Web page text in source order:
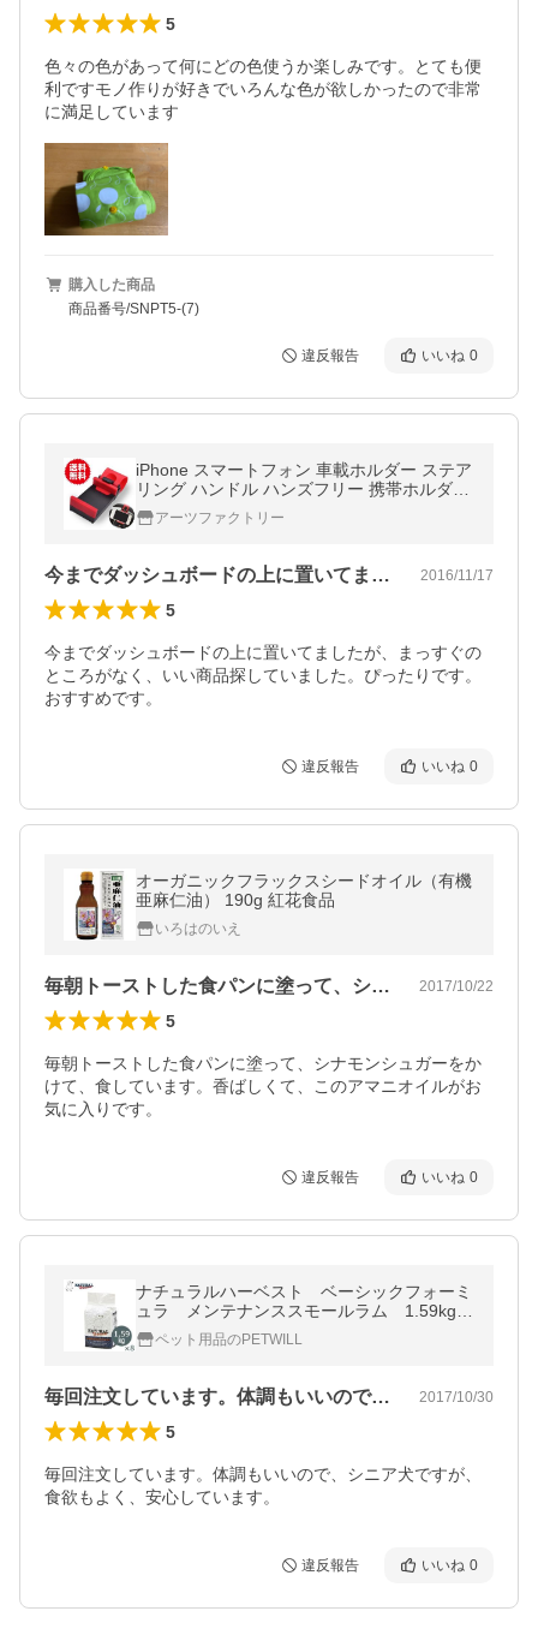
5
色々の色があって何にどの色使うか楽しみです。とても便
利ですモノ作りが好きでいろんな色が欲しかったので非常
に満足しています
購入した商品
商品番号/SNPT5-(7)
違反報告 いいね 0
iPhone スマートフォン 車載ホルダー ステア
リング ハンドル ハンズフリー 携帯ホルダー
スマホホルダー 車載取付金具
アーツファクトリー
今までダッシュボードの上に置いてました… 2016/11/17
5
今までダッシュボードの上に置いてましたが、まっすぐの
ところがなく、いい商品探していました。ぴったりです。
おすすめです。
違反報告 いいね 0
オーガニックフラックスシードオイル（有機
亜麻仁油） 190g 紅花食品
いろはのいえ
毎朝トーストした食パンに塗って、シナモ… 2017/10/22
5
毎朝トーストした食パンに塗って、シナモンシュガーをか
けて、食しています。香ばしくて、このアマニオイルがお
気に入りです。
違反報告 いいね 0
ナチュラルハーベスト ベーシックフォーミ
ュラ メンテナンススモールラム 1.59kg×
8袋セット 正規品
ペット用品のPETWILL
毎回注文しています。体調もいいので、シ… 2017/10/30
5
毎回注文しています。体調もいいので、シニア犬ですが、
食欲もよく、安心しています。
違反報告 いいね 0